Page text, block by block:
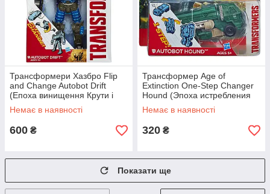
Трансформери Хазбро Flip
and Change Autobot Drift
(Епоха винищення Крути і
Зраджуй Автобот Дріфт)
Немає в наявності
600 ₴
Трансформер Age of
Extinction One-Step Changer
Hound (Эпоха истребления
Трансформация за 1 шаг)
Немає в наявності
320 ₴
Показати ще